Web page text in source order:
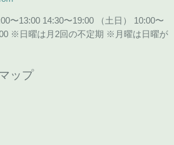
〜13:00 14:30〜19:00 （土日） 10:00〜
※日曜は月2回の不定期 ※月曜は日曜が
ップ